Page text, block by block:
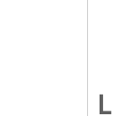
L